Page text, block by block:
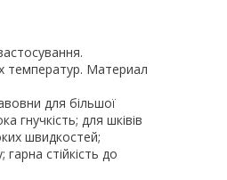
температур. Материал
для більшої
гнучкість; для шківів
швидкостей;
стійкість до